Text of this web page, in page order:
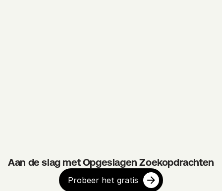
Aan de slag met Opgeslagen Zoekopdrachten
Probeer het gratis